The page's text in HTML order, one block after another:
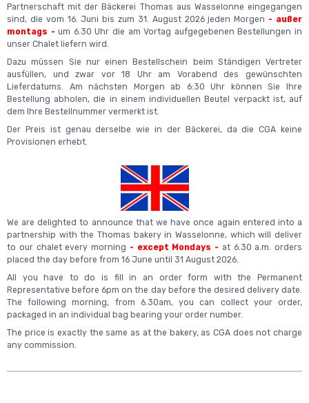
Partnerschaft mit der Bäckerei Thomas aus Wasselonne eingegangen
sind, die vom 16. Juni bis zum 31. August 2026 jeden Morgen - außer
montags - um 6.30 Uhr die am Vortag aufgegebenen Bestellungen in
unser Chalet liefern wird.
Dazu müssen Sie nur einen Bestellschein beim Ständigen Vertreter
ausfüllen, und zwar vor 18 Uhr am Vorabend des gewünschten
Lieferdatums. Am nächsten Morgen ab 6:30 Uhr können Sie Ihre
Bestellung abholen, die in einem individuellen Beutel verpackt ist, auf
dem Ihre Bestellnummer vermerkt ist.
Der Preis ist genau derselbe wie in der Bäckerei, da die CGA keine
Provisionen erhebt.
We are delighted to announce that we have once again entered into a
partnership with the Thomas bakery in Wasselonne, which will deliver
to our chalet every morning - except Mondays - at 6.30 a.m. orders
placed the day before from 16 June until 31 August 2026.
All you have to do is fill in an order form with the Permanent
Representative before 6pm on the day before the desired delivery date.
The following morning, from 6.30am, you can collect your order,
packaged in an individual bag bearing your order number.
The price is exactly the same as at the bakery, as CGA does not charge
any commission.